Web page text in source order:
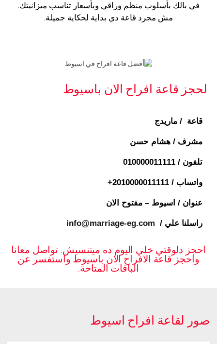
في بالك بأسلوب منظم وراقي وبأسعار تناسب ميزانيتك.
مش مجرد قاعة دي بداية لحكاية جميلة.
لحجز قاعة افراح الان باسيوط
قاعة / ماريدج
مشرف / هشام حسن
تلفون / 010000011111
واتساب / ⁦+2010000011111
عنوان / اسيوط – مفتوح الان
راسلنا علي / info@marriage-eg.com
احجز دلوقتي خلي اليوم ده ميتنسيش. تواصل معانا
واحجز قاعة الافراح الان باسيوط واستفسر عن
الباقات المتاحة.
صور لقاعة افراح اسيوط